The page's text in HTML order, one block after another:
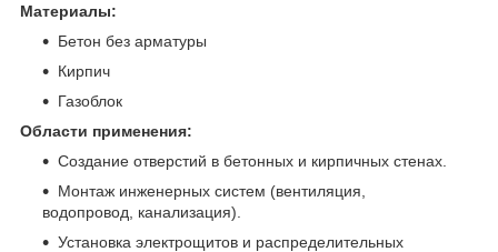
Материалы:
Бетон без арматуры
Кирпич
Газоблок
Области применения:
Создание отверстий в бетонных и кирпичных стенах.
Монтаж инженерных систем (вентиляция,
водопровод, канализация).
Установка электрощитов и распределительных